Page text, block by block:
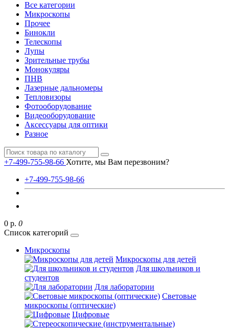
Все категории
Микроскопы
Прочее
Бинокли
Телескопы
Лупы
Зрительные трубы
Монокуляры
ПНВ
Лазерные дальномеры
Тепловизоры
Фотооборудование
Видеооборудование
Аксессуары для оптики
Разное
+7-499-755-98-66 Хотите, мы Вам перезвоним?
+7-499-755-98-66
0 р. 0
Список категорий
Микроскопы
Микроскопы для детей
Для школьников и
студентов
Для лаборатории
Световые
микроскопы (оптические)
Цифровые